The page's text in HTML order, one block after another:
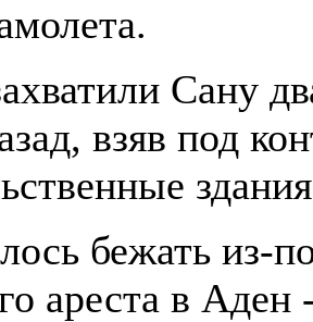
Сану
взяв под
бежать из-
ареста в Аден